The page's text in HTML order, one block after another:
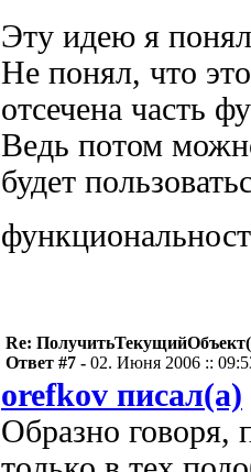
Эту идею я
Не понял, что
отсечена часть
Ведь потом
будет
Re:
Ответ #7 - 02. Июня 2006 ::
orefkov писал(а)
Образно говоря,